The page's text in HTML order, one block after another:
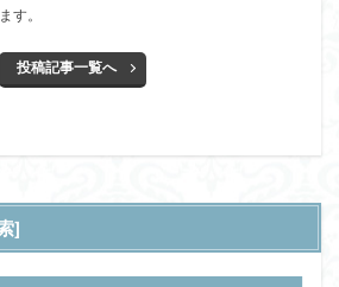
す。
投稿記事一覧へ
]